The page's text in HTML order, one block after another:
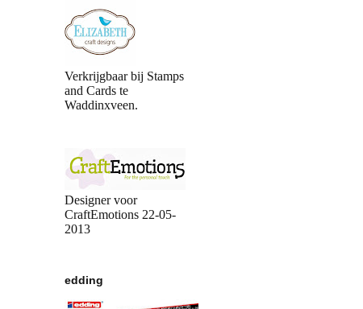
Verkrijgbaar bij Stamps
and Cards te
Waddinxveen.
Designer voor
CraftEmotions 22-05-
2013
edding